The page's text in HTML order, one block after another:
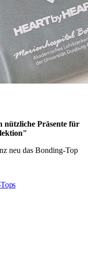
nützliche Präsente für
neu das Bonding-Top